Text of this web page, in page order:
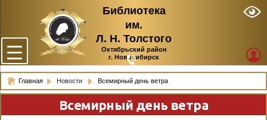
Библиотека
им.
Л. Н. Толстого
Октябрьский район
г. Новосибирск
Главная Новости Всемирный день ветра
Всемирный день ветра